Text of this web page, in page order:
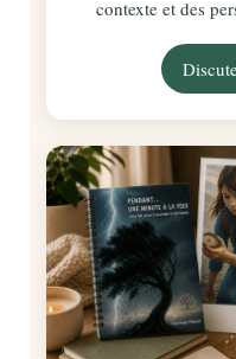
contexte et des